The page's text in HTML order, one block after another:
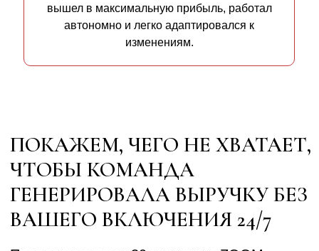
вышел в максимальную прибыль, работал
автономно и легко адаптировался к
изменениям.
фундамент: финансовые
показатели, привлечение и удержание
клиентов, найм, ввод и мотивацию
работы